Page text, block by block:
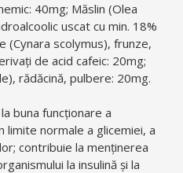
40mg; Măslin (Olea
uscat cu min. 18%
(Cynara scolymus), frunze,
de acid cafeic: 20mg;
rădăcină, pulbere: 20mg.
buna funcționare a
limite normale a glicemiei, a
contribuie la menținerea
la insulină și la